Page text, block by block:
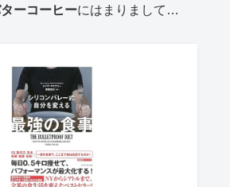
ーコーヒーにはまりまして…